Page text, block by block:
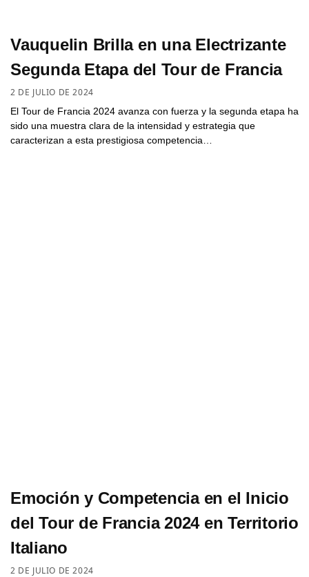
Vauquelin Brilla en una Electrizante
Segunda Etapa del Tour de Francia
2 DE JULIO DE 2024
El Tour de Francia 2024 avanza con fuerza y la segunda etapa ha
sido una muestra clara de la intensidad y estrategia que
caracterizan a esta prestigiosa competencia…
Emoción y Competencia en el Inicio
del Tour de Francia 2024 en Territorio
Italiano
2 DE JULIO DE 2024